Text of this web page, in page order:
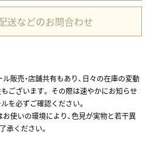
配送などのお問合わせ
ル販売・店舗共有もあり、日々の在庫の変動
ございます。 その際は速やかにお知らせ
を必ずご確認ください。
お使いの環境により、色見が実物と若干異
承ください。